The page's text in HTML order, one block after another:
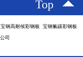
Top
钢高耐候彩钢板 宝钢氟碳彩钢板
司